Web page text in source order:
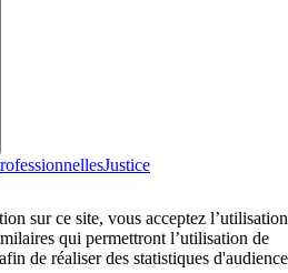
Justice
sur ce site, vous acceptez l’utilisation
qui permettront l’utilisation de
de réaliser des statistiques d'audience